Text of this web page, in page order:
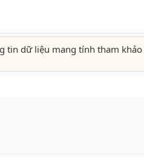
dữ liệu mang tính tham